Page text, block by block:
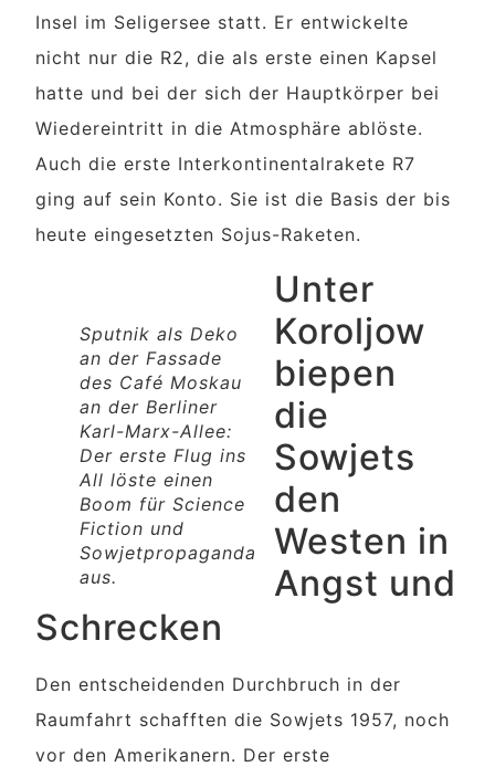
Insel im Seligersee statt. Er entwickelte
nicht nur die R2, die als erste einen Kapsel
hatte und bei der sich der Hauptkörper bei
Wiedereintritt in die Atmosphäre ablöste.
Auch die erste Interkontinentalrakete R7
ging auf sein Konto. Sie ist die Basis der bis
heute eingesetzten Sojus-Raketen.
Sputnik als Deko
an der Fassade
des Café Moskau
an der Berliner
Karl-Marx-Allee:
Der erste Flug ins
All löste einen
Boom für Science
Fiction und
Sowjetpropaganda
aus.
Unter
Koroljow
biepen
die
Sowjets
den
Westen in
Angst und
Schrecken
Den entscheidenden Durchbruch in der
Raumfahrt schafften die Sowjets 1957, noch
vor den Amerikanern. Der erste